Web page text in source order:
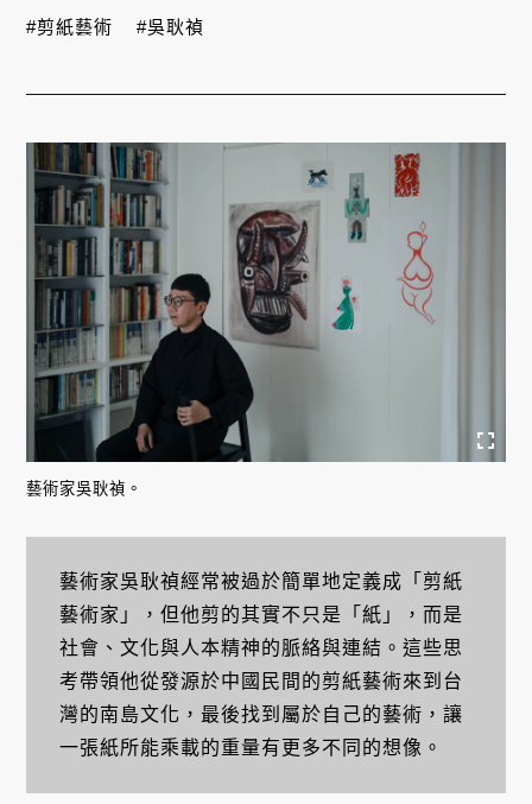
藝術家吳耿禎。
藝術家吳耿禎經常被過於簡單地定義成「剪紙
藝術家」，但他剪的其實不只是「紙」，而是
社會、文化與人本精神的脈絡與連結。這些思
考帶領他從發源於中國民間的剪紙藝術來到台
灣的南島文化，最後找到屬於自己的藝術，讓
一張紙所能乘載的重量有更多不同的想像。
#剪紙藝術 #吳耿禎